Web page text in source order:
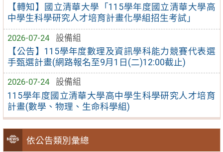
【轉知】國立清華大學「115學年度國立清華大學高
中學生科學研究人才培育計畫化學組招生考試」
2026-07-24
設備組
【公告】115學年度數理及資訊學科能力競賽代表選
手甄選計畫(網路報名至9月1日(二)12:00截止)
2026-07-24
設備組
115學年度國立清華大學高中學生科學研究人才培育
計畫(數學、物理、生命科學組)
依公告類別彙總